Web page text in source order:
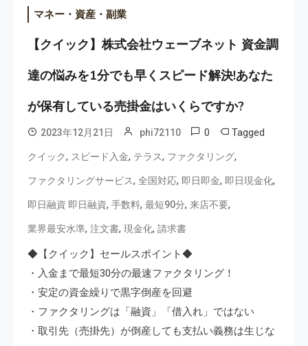
マネー・資産・副業
【クイック】株式会社ウェーブネット 資金調
達の悩みを1分でも早くスピード解決!あなた
が保有している売掛金はいくらですか?
2023年12月21日 phi72110 0 Tagged
クイック, スピード入金, テラス, ファクタリング,
ファクタリングサービス, 全国対応, 即日即金, 即日現金化,
即日融資 即日融資, 手数料, 最短90分, 来店不要,
業界最安水準, 注文書, 現金化, 請求書
◆【クイック】セールスポイント◆
・入金まで最短30分の最速ファクタリング！
・安定の資金繰りで黒字倒産を回避
・ファクタリングは「融資」「借入れ」ではない
・取引先（売掛先）が倒産しても支払い義務は生じな